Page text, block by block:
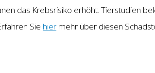
das Krebsrisiko erhöht. Tierstudien
Sie hier mehr über diesen